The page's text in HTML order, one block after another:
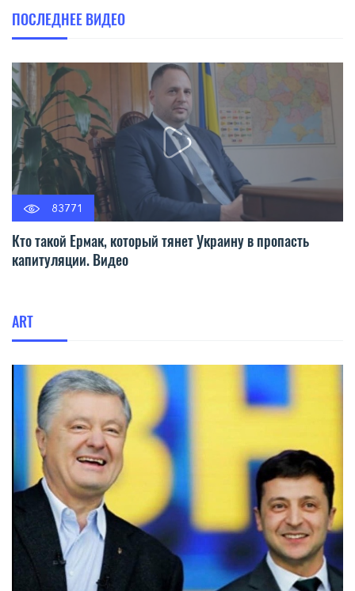
ПОСЛЕДНЕЕ ВИДЕО
83771
Кто такой Ермак, который тянет Украину в пропасть
капитуляции. Видео
ART